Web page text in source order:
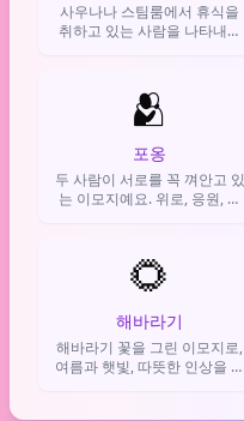
사우나나 스팀룸에서 휴식을
취하고 있는 사람을 나타내는
🫂
포옹
두 사람이 서로를 꼭 껴안고 있
는 이모지예요. 위로, 응원, 공
🌻
해바라기
해바라기 꽃을 그린 이모지로,
여름과 햇빛, 따뜻한 인상을 전